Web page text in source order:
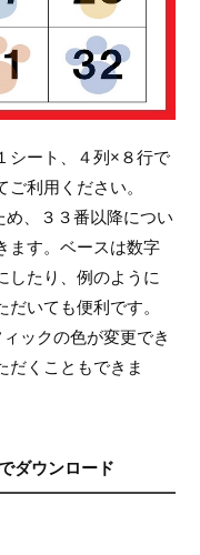
シート、４列×８行で
利用ください。
、３３番以降につい
ます。ベースは数字
したり、例のように
いても便利です。
ックの色が変更でき
だくこともできま
ダウンロード